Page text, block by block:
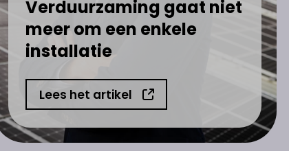
Verduurzaming gaat niet
meer om een enkele
installatie
Lees het artikel